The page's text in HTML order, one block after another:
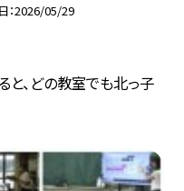
2026/05/29
、どの教室でも北っ子